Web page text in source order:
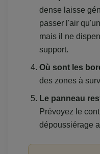
dense laisse
passer l'air
mais il ne
support.
Où sont les
des zones à
Le panneau
Prévoyez le
dépoussiérage